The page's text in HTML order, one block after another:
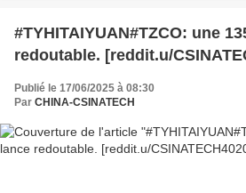
#TYHITAIYUAN#TZCO: une
redoutable. [reddit.u/
Publié le 17/06/2025 à 08:30
Par CHINA-CSINATECH